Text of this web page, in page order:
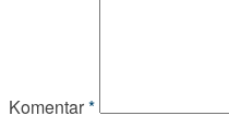
Komentar*